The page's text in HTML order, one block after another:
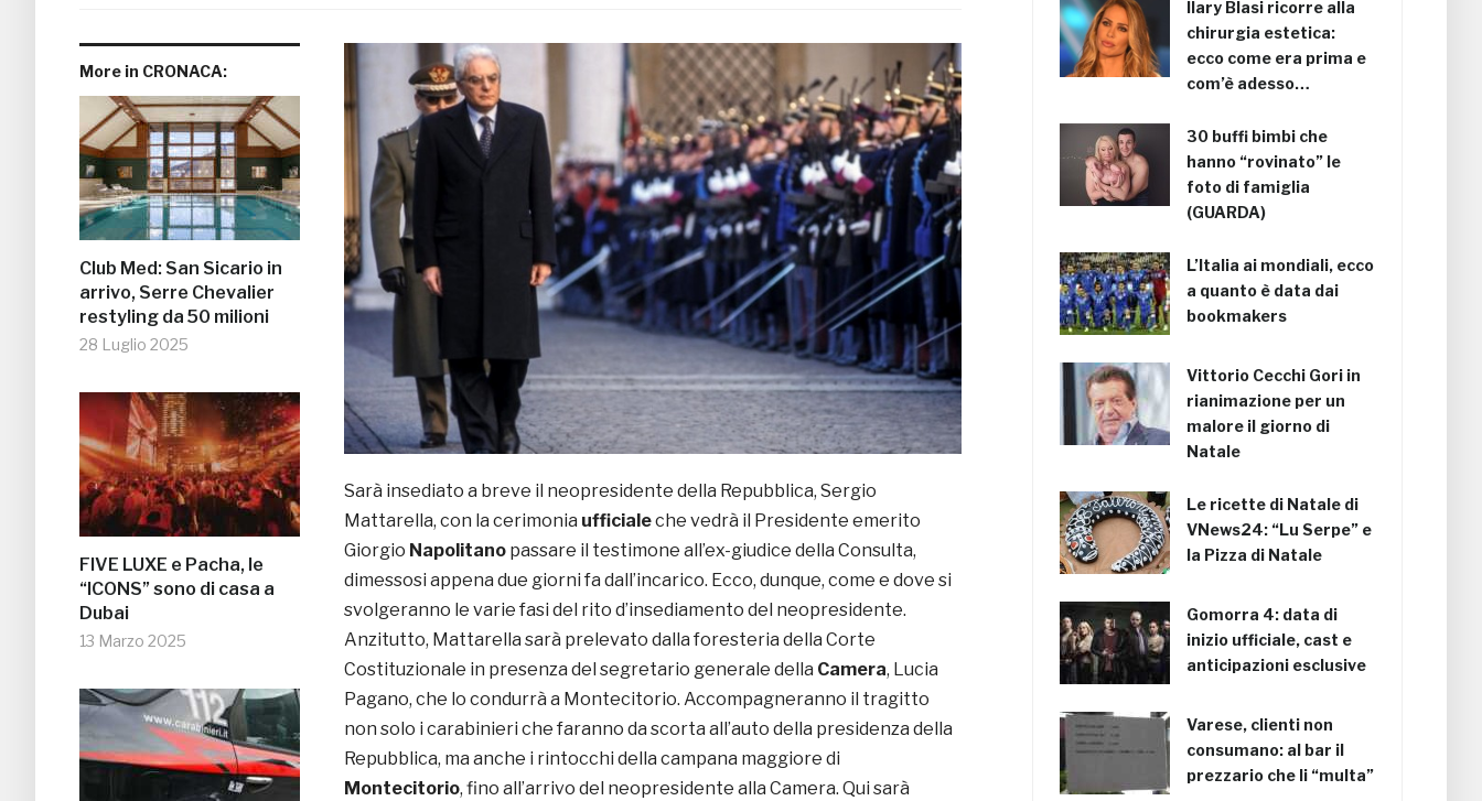
More in CRONACA:
Club Med: San Sicario in
arrivo, Serre Chevalier
restyling da 50 milioni
28 Luglio 2025
FIVE LUXE e Pacha, le
“ICONS” sono di casa a
Dubai
13 Marzo 2025
Sarà insediato a breve il neopresidente della Repubblica, Sergio
Mattarella, con la cerimonia ufficialeche vedrà il Presidente emerito
Giorgio Napolitano passare il testimone all’ex-giudice della Consulta,
dimessosi appena due giorni fa dall’incarico. Ecco, dunque, come e dove si
svolgeranno le varie fasi del rito d’insediamento del neopresidente.
Anzitutto, Mattarella sarà prelevato dalla foresteria della Corte
Costituzionale in presenza del segretario generale della Camera, Lucia
Pagano, che lo condurrà a Montecitorio. Accompagneranno il tragitto
non solo i carabinieri che faranno da scorta all’auto della presidenza della
Repubblica, ma anche i rintocchi della campana maggiore di
Montecitorio, fino all’arrivo del neopresidente alla Camera. Qui sarà
Ilary Blasi ricorre alla
chirurgia estetica:
ecco come era prima e
com’è adesso…
30 buffi bimbi che
hanno “rovinato” le
foto di famiglia
(GUARDA)
L’Italia ai mondiali, ecco
a quanto è data dai
bookmakers
Vittorio Cecchi Gori in
rianimazione per un
malore il giorno di
Natale
Le ricette di Natale di
VNews24: “Lu Serpe” e
la Pizza di Natale
Gomorra 4: data di
inizio ufficiale, cast e
anticipazioni esclusive
Varese, clienti non
consumano: al bar il
prezzario che li “multa”